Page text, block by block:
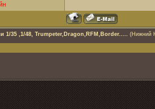
1/35 ,1/48, Trumpeter,Dragon,RFM,Border..... (Нижний